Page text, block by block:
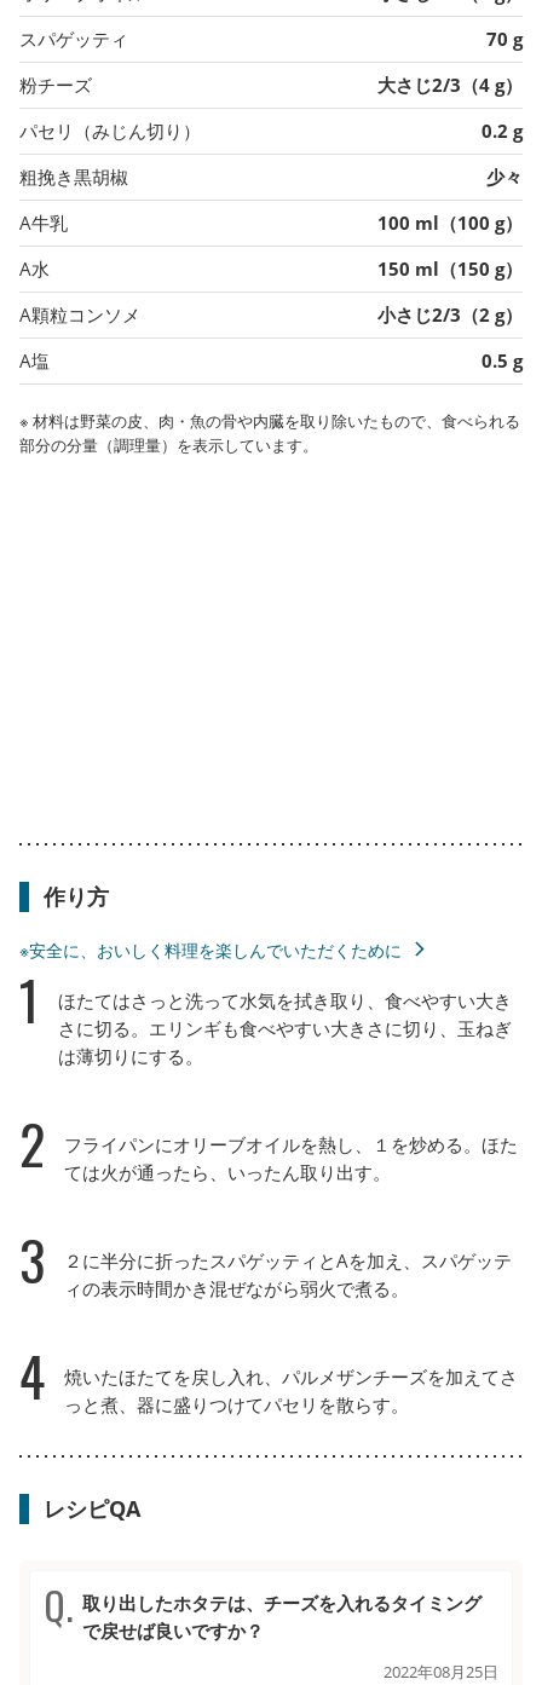
スパゲッティ
70 g
粉チーズ
大さじ2/3（4 g）
パセリ（みじん切り）
0.2 g
粗挽き黒胡椒
少々
A牛乳
100 ml（100 g）
A水
150 ml（150 g）
A顆粒コンソメ
小さじ2/3（2 g）
A塩
0.5 g
※ 材料は野菜の皮、肉・魚の骨や内臓を取り除いたもので、食べられる
部分の分量（調理量）を表示しています。
作り方
※安全に、おいしく料理を楽しんでいただくために
1
ほたてはさっと洗って水気を拭き取り、食べやすい大き
さに切る。エリンギも食べやすい大きさに切り、玉ねぎ
は薄切りにする。
2
フライパンにオリーブオイルを熱し、１を炒める。ほた
ては火が通ったら、いったん取り出す。
3
２に半分に折ったスパゲッティとAを加え、スパゲッテ
ィの表示時間かき混ぜながら弱火で煮る。
4
焼いたほたてを戻し入れ、パルメザンチーズを加えてさ
っと煮、器に盛りつけてパセリを散らす。
レシピQA
取り出したホタテは、チーズを入れるタイミング
で戻せば良いですか？
2022年08月25日